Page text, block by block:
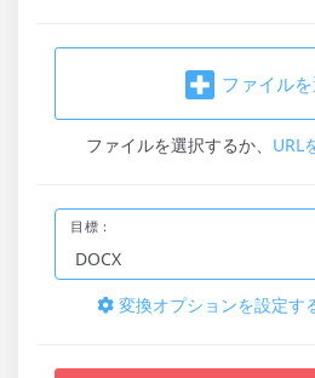
ファイル
ファイルを選択するか、 URL
目標：
変換オプションを設定す